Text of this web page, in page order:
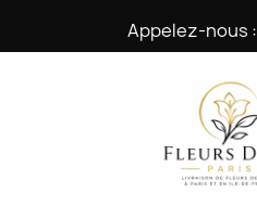
Appelez-nous :